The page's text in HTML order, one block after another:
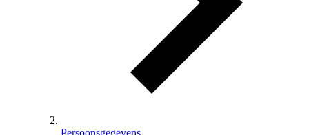
Persoonsgegevens